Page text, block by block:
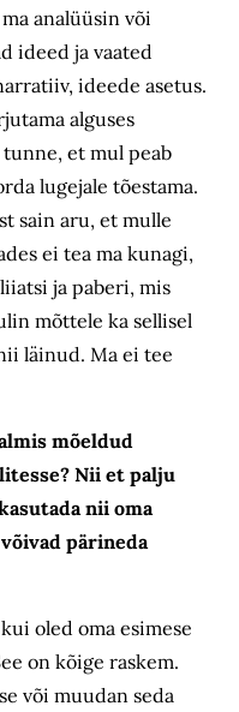
analüüsin või
ideed ja vaated
ideede asetus.
alguses
et mul peab
lugejale tõestama.
sain aru, et mulle
ei tea ma kunagi,
ja paberi, mis
mõttele ka sellisel
läinud. Ma ei tee
mõeldud
Nii et palju
nii oma
pärineda
oled oma esimese
on kõige raskem.
või muudan seda